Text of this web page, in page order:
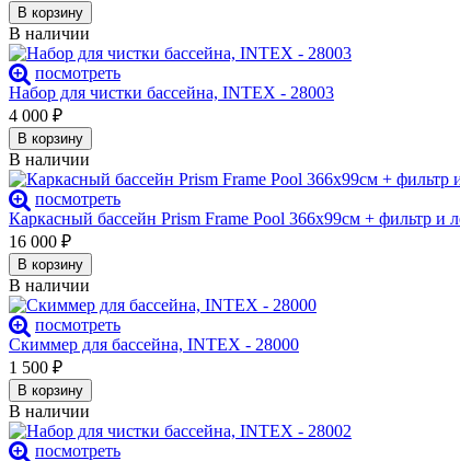
В корзину
В наличии
посмотреть
Набор для чистки бассейна, INTEX - 28003
4 000 ₽
В корзину
В наличии
посмотреть
Каркасный бассейн Prism Frame Pool 366х99см + фильтр и
16 000 ₽
В корзину
В наличии
посмотреть
Скиммер для бассейна, INTEX - 28000
1 500 ₽
В корзину
В наличии
посмотреть